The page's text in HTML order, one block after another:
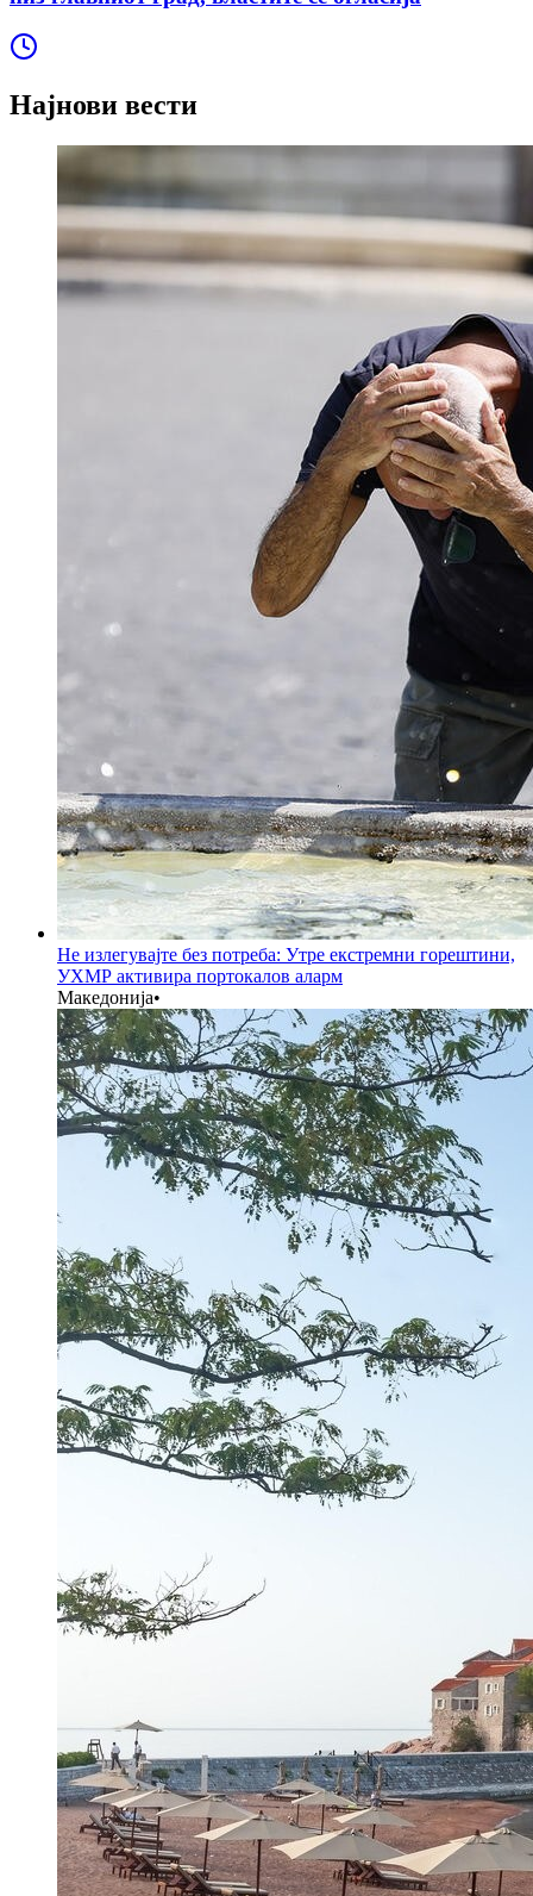
Најнови вести
Не излегувајте без потреба: Утре екстремни горештини,
УХМР активира портокалов аларм
Македонија•